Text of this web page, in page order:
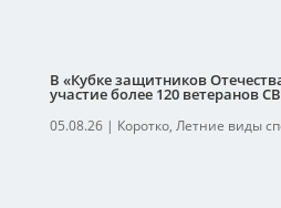
В «Кубке защитников
участие более 120 ветеранов
05.08.26| Коротко, Летние виды